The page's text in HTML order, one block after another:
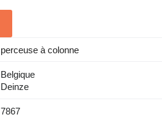
perceuse à colonne
Belgique
Deinze
7867